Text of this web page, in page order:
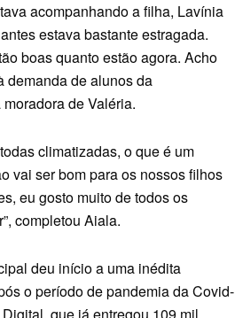
acompanhando a filha, Lavínia
estava bastante estragada.
boas quanto estão agora. Acho
demanda de alunos da
de Valéria.
climatizadas, o que é um
vai ser bom para os nossos filhos
eu gosto muito de todos os
completou Aiala.
deu início a uma inédita
o período de pandemia da Covid-